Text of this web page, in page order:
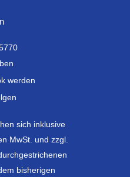
werden
sich inklusive
MwSt. und zzgl.
bisherigen